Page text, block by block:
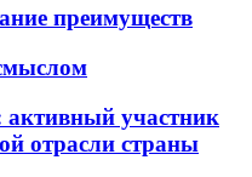
преимуществ
активный участник
отрасли страны